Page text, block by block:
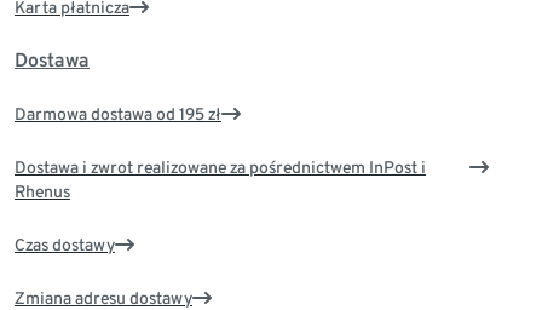
Karta płatnicza
Dostawa
Darmowa dostawa od 195 zł
Dostawa i zwrot realizowane za pośrednictwem InPost i
Rhenus
Czas dostawy
Zmiana adresu dostawy